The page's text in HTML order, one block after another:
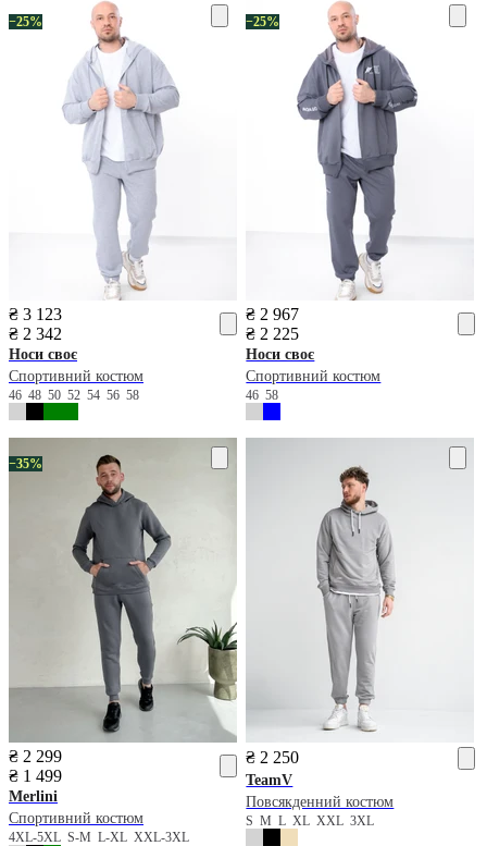
−25%
₴ 3 123
₴ 2 342
Носи своє
Спортивний костюм
46 48 50 52 54 56 58
−25%
₴ 2 967
₴ 2 225
Носи своє
Спортивний костюм
4658
−35%
₴ 2 299
₴ 1 499
Merlini
Спортивний костюм
4XL-5XL S-M L-XL XXL-3XL
₴ 2 250
TeamV
Повсякденний костюм
SMLXLXXL3XL